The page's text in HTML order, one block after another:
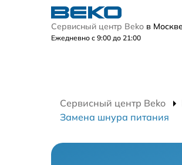
Сервисный центр Beko в Москве
Ежедневно с 9:00 до 21:00
Сервисный центр Beko
Замена шнура питания